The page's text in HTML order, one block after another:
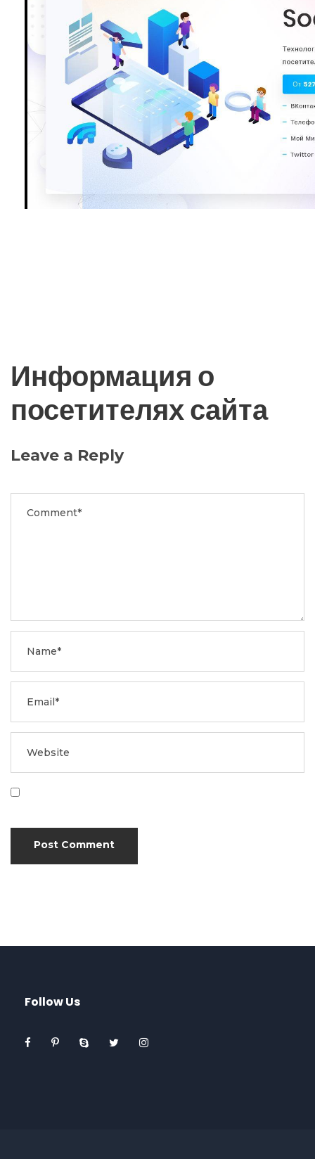
Информация о
посетителях сайта
Leave a Reply
Follow Us